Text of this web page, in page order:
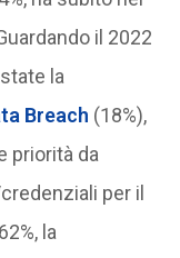
il 2022
la
Breach (18%),
priorità da
per il
la